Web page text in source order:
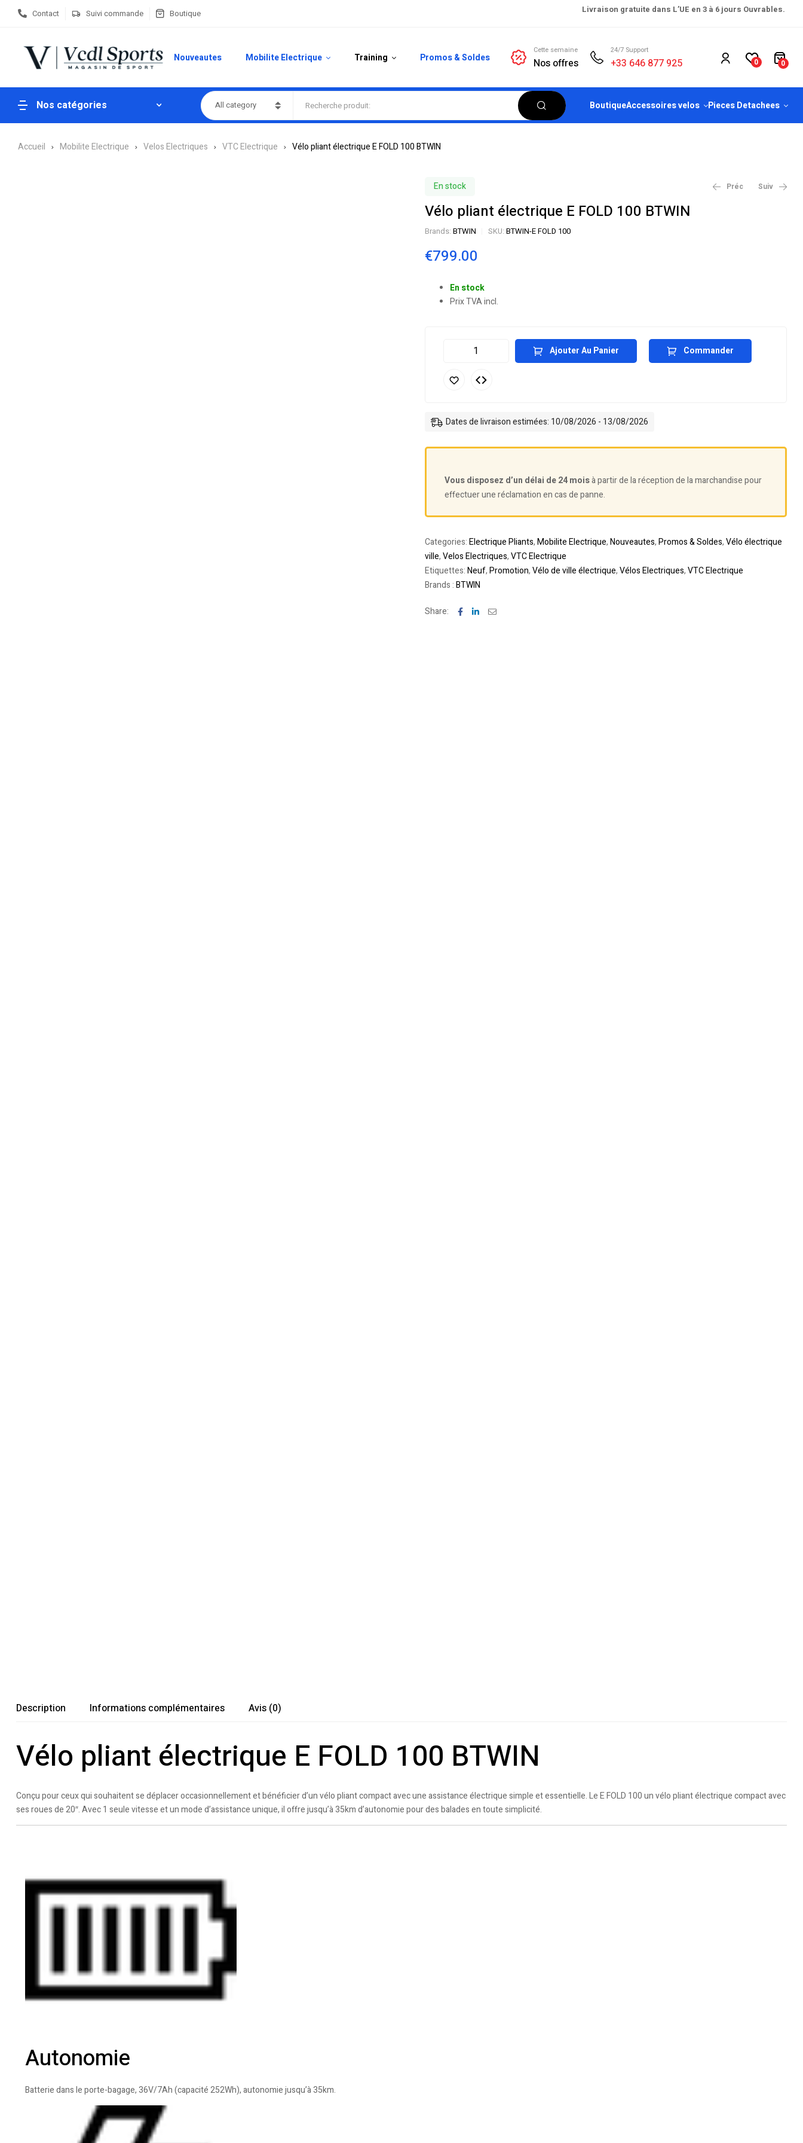
Contact Suivi commande Boutique Livraison gratuite dans L’UE en 3 à 6 jours Ouvrables.
Nouveautes Mobilite Electrique Training Promos & Soldes
Cette semaine
Nos offres
24/7 Support
+33 646 877 925 0 0
Nos catégories All category BoutiqueAccessoires velos Pieces Detachees
Accueil Mobilite Electrique Velos Electriques VTC Electrique Vélo pliant électrique E FOLD 100 BTWIN
En stock Préc Suiv
Vélo pliant électrique E FOLD 100 BTWIN
Brands: BTWIN SKU: BTWIN-E FOLD 100
€799.00
En stock
Prix TVA incl.
Ajouter Au Panier Commander
Dates de livraison estimées: 10/08/2026 - 13/08/2026
Vous disposez d’un délai de 24 moisà partir de la réception de la marchandise pour
effectuer une réclamation en cas de panne.
Categories:Electrique Pliants,Mobilite Electrique,Nouveautes,Promos & Soldes,Vélo électrique
ville,Velos Electriques,VTC Electrique
Etiquettes:Neuf,Promotion,Vélo de ville électrique,Vélos Electriques,VTC Electrique
Brands :BTWIN
Share: Facebook
LinkedinEmail
Description Informations complémentaires Avis (0)
Vélo pliant électrique E FOLD 100 BTWIN
Conçu pour ceux qui souhaitent se déplacer occasionnellement et bénéficier d’un vélo pliant compact avec une assistance électrique simple et essentielle. Le E FOLD 100 un vélo pliant électrique compact avec
ses roues de 20″. Avec 1 seule vitesse et un mode d’assistance unique, il offre jusqu’à 35km d’autonomie pour des balades en toute simplicité.
Autonomie
Batterie dans le porte-bagage, 36V/7Ah (capacité 252Wh), autonomie jusqu’à 35km.